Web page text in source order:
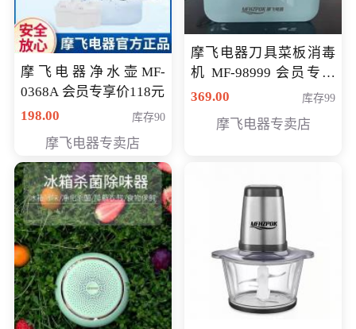
摩飞电器净水壶MF-
0368A 会员专享价118元
198.00
库存90
摩飞电器专卖店
摩飞电器刀具菜板消毒
机 MF-98999 会员专享
价286元
369.00 库存99
摩飞电器专卖店